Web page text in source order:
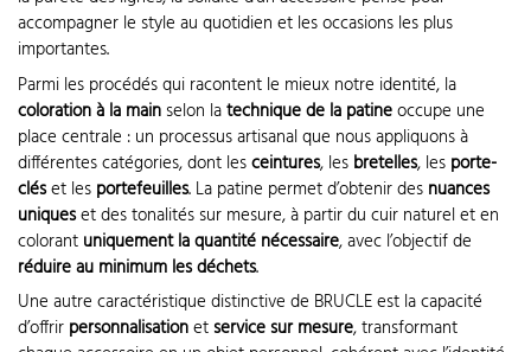
accompagner le style au quotidien et les occasions les plus
importantes.
Parmi les procédés qui racontent le mieux notre identité, la
coloration à la main selon latechnique de la patineoccupe une
place centrale : un processus artisanal que nous appliquons à
différentes catégories, dont lesceintures, les bretelles, les porte-
cléset les portefeuilles. La patine permet d’obtenir des nuances
uniqueset des tonalités sur mesure, à partir du cuir naturel et en
colorant uniquement la quantité nécessaire, avec l’objectif de
réduire au minimum les déchets.
Une autre caractéristique distinctive de BRUCLE est la capacité
d’offrir personnalisationetservice sur mesure, transformant